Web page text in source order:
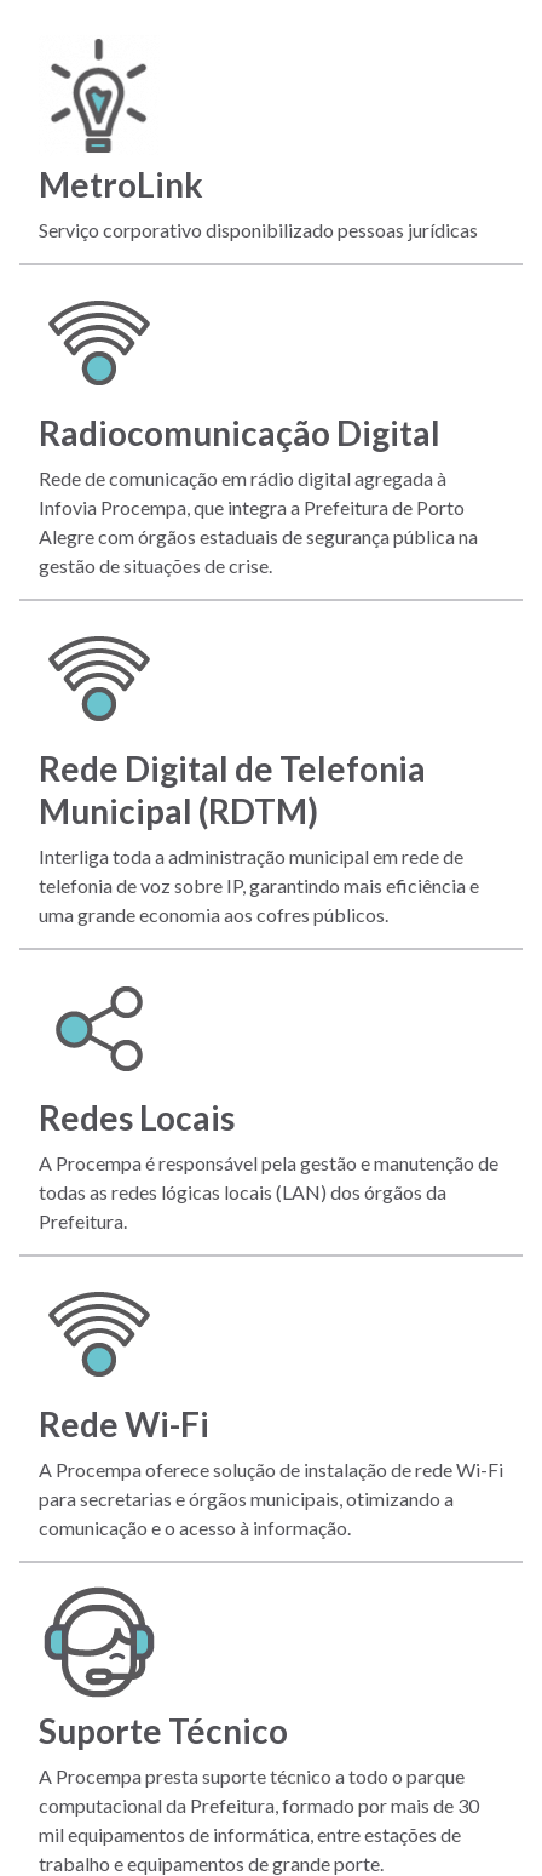
MetroLink
Serviço corporativo disponibilizado pessoas jurídicas
Radiocomunicação Digital
Rede de comunicação em rádio digital agregada à
Infovia Procempa, que integra a Prefeitura de Porto
Alegre com órgãos estaduais de segurança pública na
gestão de situações de crise.
Rede Digital de Telefonia
Municipal (RDTM)
Interliga toda a administração municipal em rede de
telefonia de voz sobre IP, garantindo mais eficiência e
uma grande economia aos cofres públicos.
Redes Locais
A Procempa é responsável pela gestão e manutenção de
todas as redes lógicas locais (LAN) dos órgãos da
Prefeitura.
Rede Wi-Fi
A Procempa oferece solução de instalação de rede Wi-Fi
para secretarias e órgãos municipais, otimizando a
comunicação e o acesso à informação.
Suporte Técnico
A Procempa presta suporte técnico a todo o parque
computacional da Prefeitura, formado por mais de 30
mil equipamentos de informática, entre estações de
trabalho e equipamentos de grande porte.